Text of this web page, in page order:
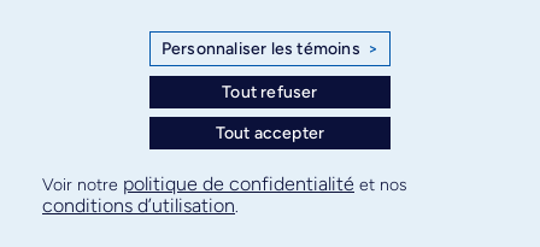
Plan de site
Confidentialité
Personnaliser les témoins >
Tout refuser
Tout accepter
Voir notre politique de confidentialité et nos
conditions d’utilisation.